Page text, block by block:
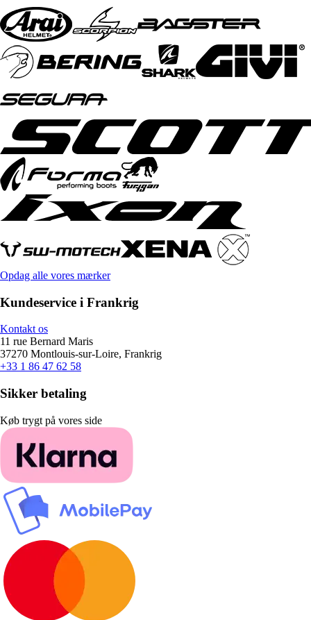
Opdag alle vores mærker
Kundeservice i Frankrig
Kontakt os
11 rue Bernard Maris
37270 Montlouis-sur-Loire, Frankrig
+33 1 86 47 62 58
Sikker betaling
Køb trygt på vores side